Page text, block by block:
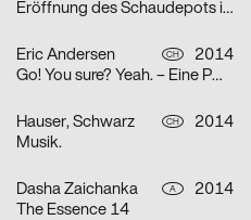
Eröffnung des Schaudepots im Toni-Areal
Eric Andersen CH
2014
Go! You sure? Yeah. – Eine POOL Ausstellung
Hauser, Schwarz CH
2014
Musik.
Dasha Zaichanka A
2014
The Essence 14